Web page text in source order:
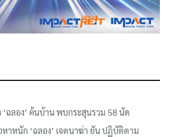
ฉลอง’ ค้นบ้าน พบกระสุนรวม 58 นัด
าหนัก ‘ฉลอง’ เจตนาฆ่า ยัน ปฏิบัติตาม